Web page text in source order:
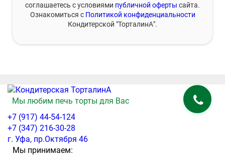
соглашаетесь с условиями публичной оферты сайта.
Ознакомиться с Политикой конфиденциальности
Кондитерской "ТорталинА".
Мы любим печь торты для Вас
+7 (917) 44-54-124
+7 (347) 216-30-28
г. Уфа, пр.Октября 46
Мы принимаем: